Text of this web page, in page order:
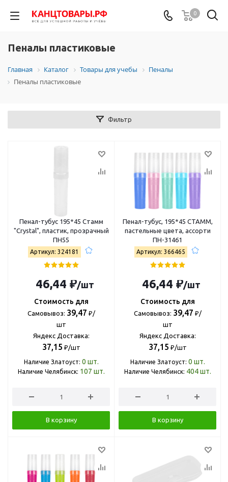
0
Пеналы пластиковые
Главная Каталог Товары для учебы
Пеналы
Пеналы пластиковые
Фильтр
Пенал-тубус 195*45 Стамм
"Crystal", пластик, прозрачный
ПН55
Артикул: 324181
46,44 ₽/шт
Стоимость для
Самовывоз: 39,47 ₽/
шт
Яндекс Доставка:
37,15 ₽/шт
Наличие Златоуст: 0 шт.
Наличие Челябинск: 107 шт.
В корзину
Пенал-тубус, 195*45 СТАММ,
пастельные цвета, ассорти
ПН-31461
Артикул: 366465
46,44 ₽/шт
Стоимость для
Самовывоз: 39,47 ₽/
шт
Яндекс Доставка:
37,15 ₽/шт
Наличие Златоуст: 0 шт.
Наличие Челябинск: 404 шт.
В корзину